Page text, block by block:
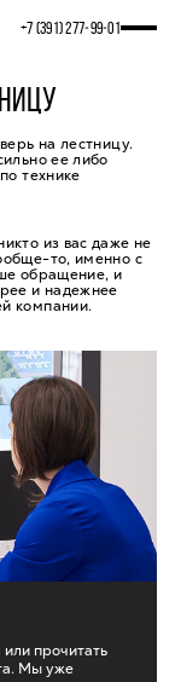
+7 (391) 277‒99‒01
на лестницу.
ее либо
технике
из вас даже не
то, именно с
обращение, и
и надежнее
компании.
прочитать
Мы уже